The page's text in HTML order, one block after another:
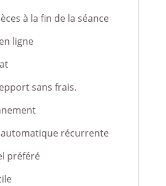
à la fin de la séance
ligne
sans frais.
récurrente
préféré